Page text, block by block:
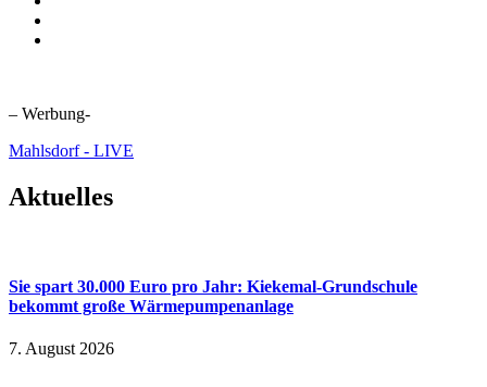
– Werbung-
Mahlsdorf - LIVE
Aktuelles
Sie spart 30.000 Euro pro Jahr: Kiekemal-Grundschule
bekommt große Wärmepumpenanlage
7. August 2026